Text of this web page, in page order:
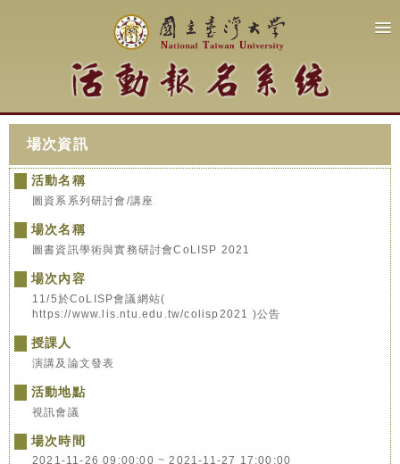
場次資訊
活動名稱
圖資系系列研討會/講座
場次名稱
圖書資訊學術與實務研討會CoLISP 2021
場次內容
11/5於CoLISP會議網站(
https://www.lis.ntu.edu.tw/colisp2021 )公告
授課人
演講及論文發表
活動地點
視訊會議
場次時間
2021-11-26 09:00:00 ~ 2021-11-27 17:00:00